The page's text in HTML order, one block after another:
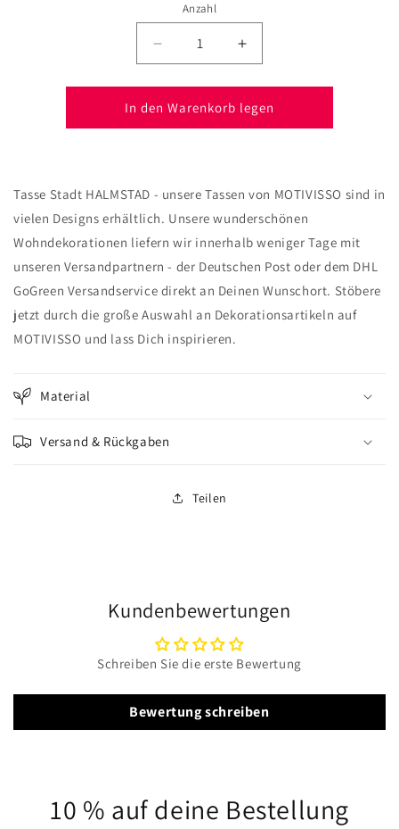
Anzahl
Verringere
die
Menge
für
Tasse
Erhöhe
die
Menge
für
Tasse
In den Warenkorb legen
Tasse Stadt HALMSTAD - unsere Tassen von MOTIVISSO sind in
vielen Designs erhältlich. Unsere wunderschönen
Wohndekorationen liefern wir innerhalb weniger Tage mit
unseren Versandpartnern - der Deutschen Post oder dem DHL
GoGreen Versandservice direkt an Deinen Wunschort. Stöbere
jetzt durch die große Auswahl an Dekorationsartikeln auf
MOTIVISSO und lass Dich inspirieren.
Material
Versand & Rückgaben
Teilen
Kundenbewertungen
Schreiben Sie die erste Bewertung
Bewertung schreiben
10 % auf deine Bestellung